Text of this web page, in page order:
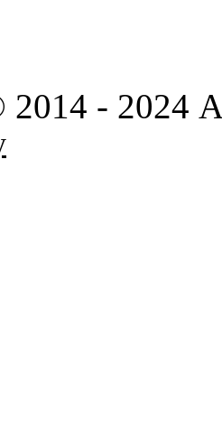
- 2024